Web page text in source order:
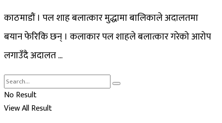
काठमाडौं । पल शाह बलात्कार मुद्धामा बालिकाले अदालतमा
बयान फेरिकि छन् । कलाकार पल शाहले बलात्कार गरेको आरोप
लगाउँदै अदालत ...
No Result
View All Result